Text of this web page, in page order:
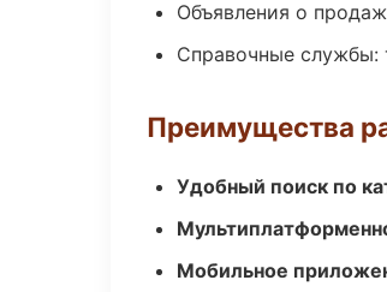
Объявления о
Справочные службы:
Преимущества
Удобный поиск по
Мобильное